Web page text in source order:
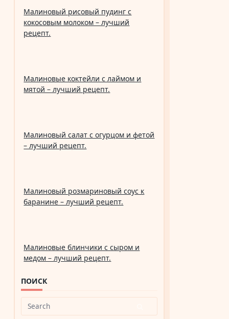
Малиновый рисовый пудинг с
кокосовым молоком – лучший
рецепт.
Малиновые коктейли с лаймом и
мятой – лучший рецепт.
Малиновый салат с огурцом и фетой
– лучший рецепт.
Малиновый розмариновый соус к
баранине – лучший рецепт.
Малиновые блинчики с сыром и
медом – лучший рецепт.
ПОИСК
Search